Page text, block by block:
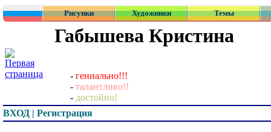
Рисунки Художники Темы
Габышева Кристина
- гениально!!!
- талантливо!!
- достойно!
ВХОД | Регистрация